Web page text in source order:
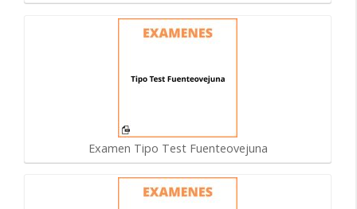
Examen Tipo Test Fuenteovejuna